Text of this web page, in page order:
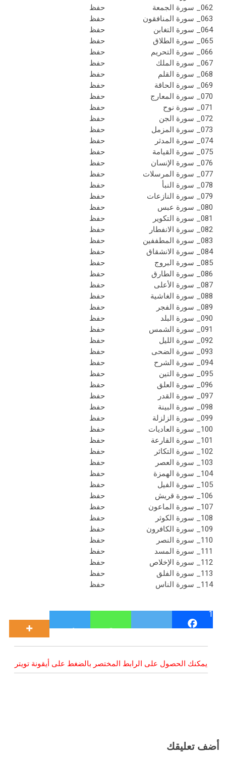
062_ سورة الجمعة
حفظ
063_ سورة المنافقون
حفظ
064_ سورة التغابن
حفظ
065_ سورة الطلاق
حفظ
066_ سورة التحريم
حفظ
067_ سورة الملك
حفظ
068_ سورة القلم
حفظ
069_ سورة الحاقة
حفظ
070_ سورة المعارج
حفظ
071_ سورة نوح
حفظ
072_ سورة الجن
حفظ
073_ سورة المزمل
حفظ
074_ سورة المدثر
حفظ
075_ سورة القيامة
حفظ
076_ سورة الإنسان
حفظ
077_ سورة المرسلات
حفظ
078_ سورة النبأ
حفظ
079_ سورة النازعات
حفظ
080_ سورة عبس
حفظ
081_ سورة التكوير
حفظ
082_ سورة الانفطار
حفظ
083_ سورة المطففين
حفظ
084_ سورة الانشقاق
حفظ
085_ سورة البروج
حفظ
086_ سورة الطارق
حفظ
087_ سورة الأعلى
حفظ
088_ سورة الغاشية
حفظ
089_ سورة الفجر
حفظ
090_ سورة البلد
حفظ
091_ سورة الشمس
حفظ
092_ سورة الليل
حفظ
093_ سورة الضحى
حفظ
094_ سورة الشرح
حفظ
095_ سورة التين
حفظ
096_ سورة العلق
حفظ
097_ سورة القدر
حفظ
098_ سورة البينة
حفظ
099_ سورة الزلزلة
حفظ
100_ سورة العاديات
حفظ
101_ سورة القارعة
حفظ
102_ سورة التكاثر
حفظ
103_ سورة العصر
حفظ
104_ سورة الهمزة
حفظ
105_ سورة الفيل
حفظ
106_ سورة قريش
حفظ
107_ سورة الماعون
حفظ
108_ سورة الكوثر
حفظ
109_ سورة الكافرون
حفظ
110_ سورة النصر
حفظ
111_ سورة المسد
حفظ
112_ سورة الإخلاص
حفظ
113_ سورة الفلق
حفظ
114_ سورة الناس
حفظ
1
يمكنك الحصول على الرابط المختصر بالضغط على أيقونة تويتر
أضف تعليقك